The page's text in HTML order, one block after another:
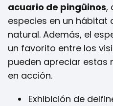
acuario de pingüinos,
especies en un hábitat
natural. Además, el
un favorito entre los
pueden apreciar estas
en acción.
Exhibición de